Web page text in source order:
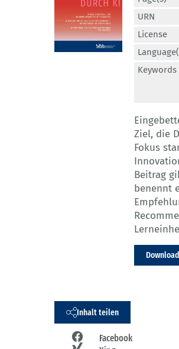
URN
License
Keywords
Ziel, die
Fokus
Beitrag
benennt
Inhalt teilen
Facebook